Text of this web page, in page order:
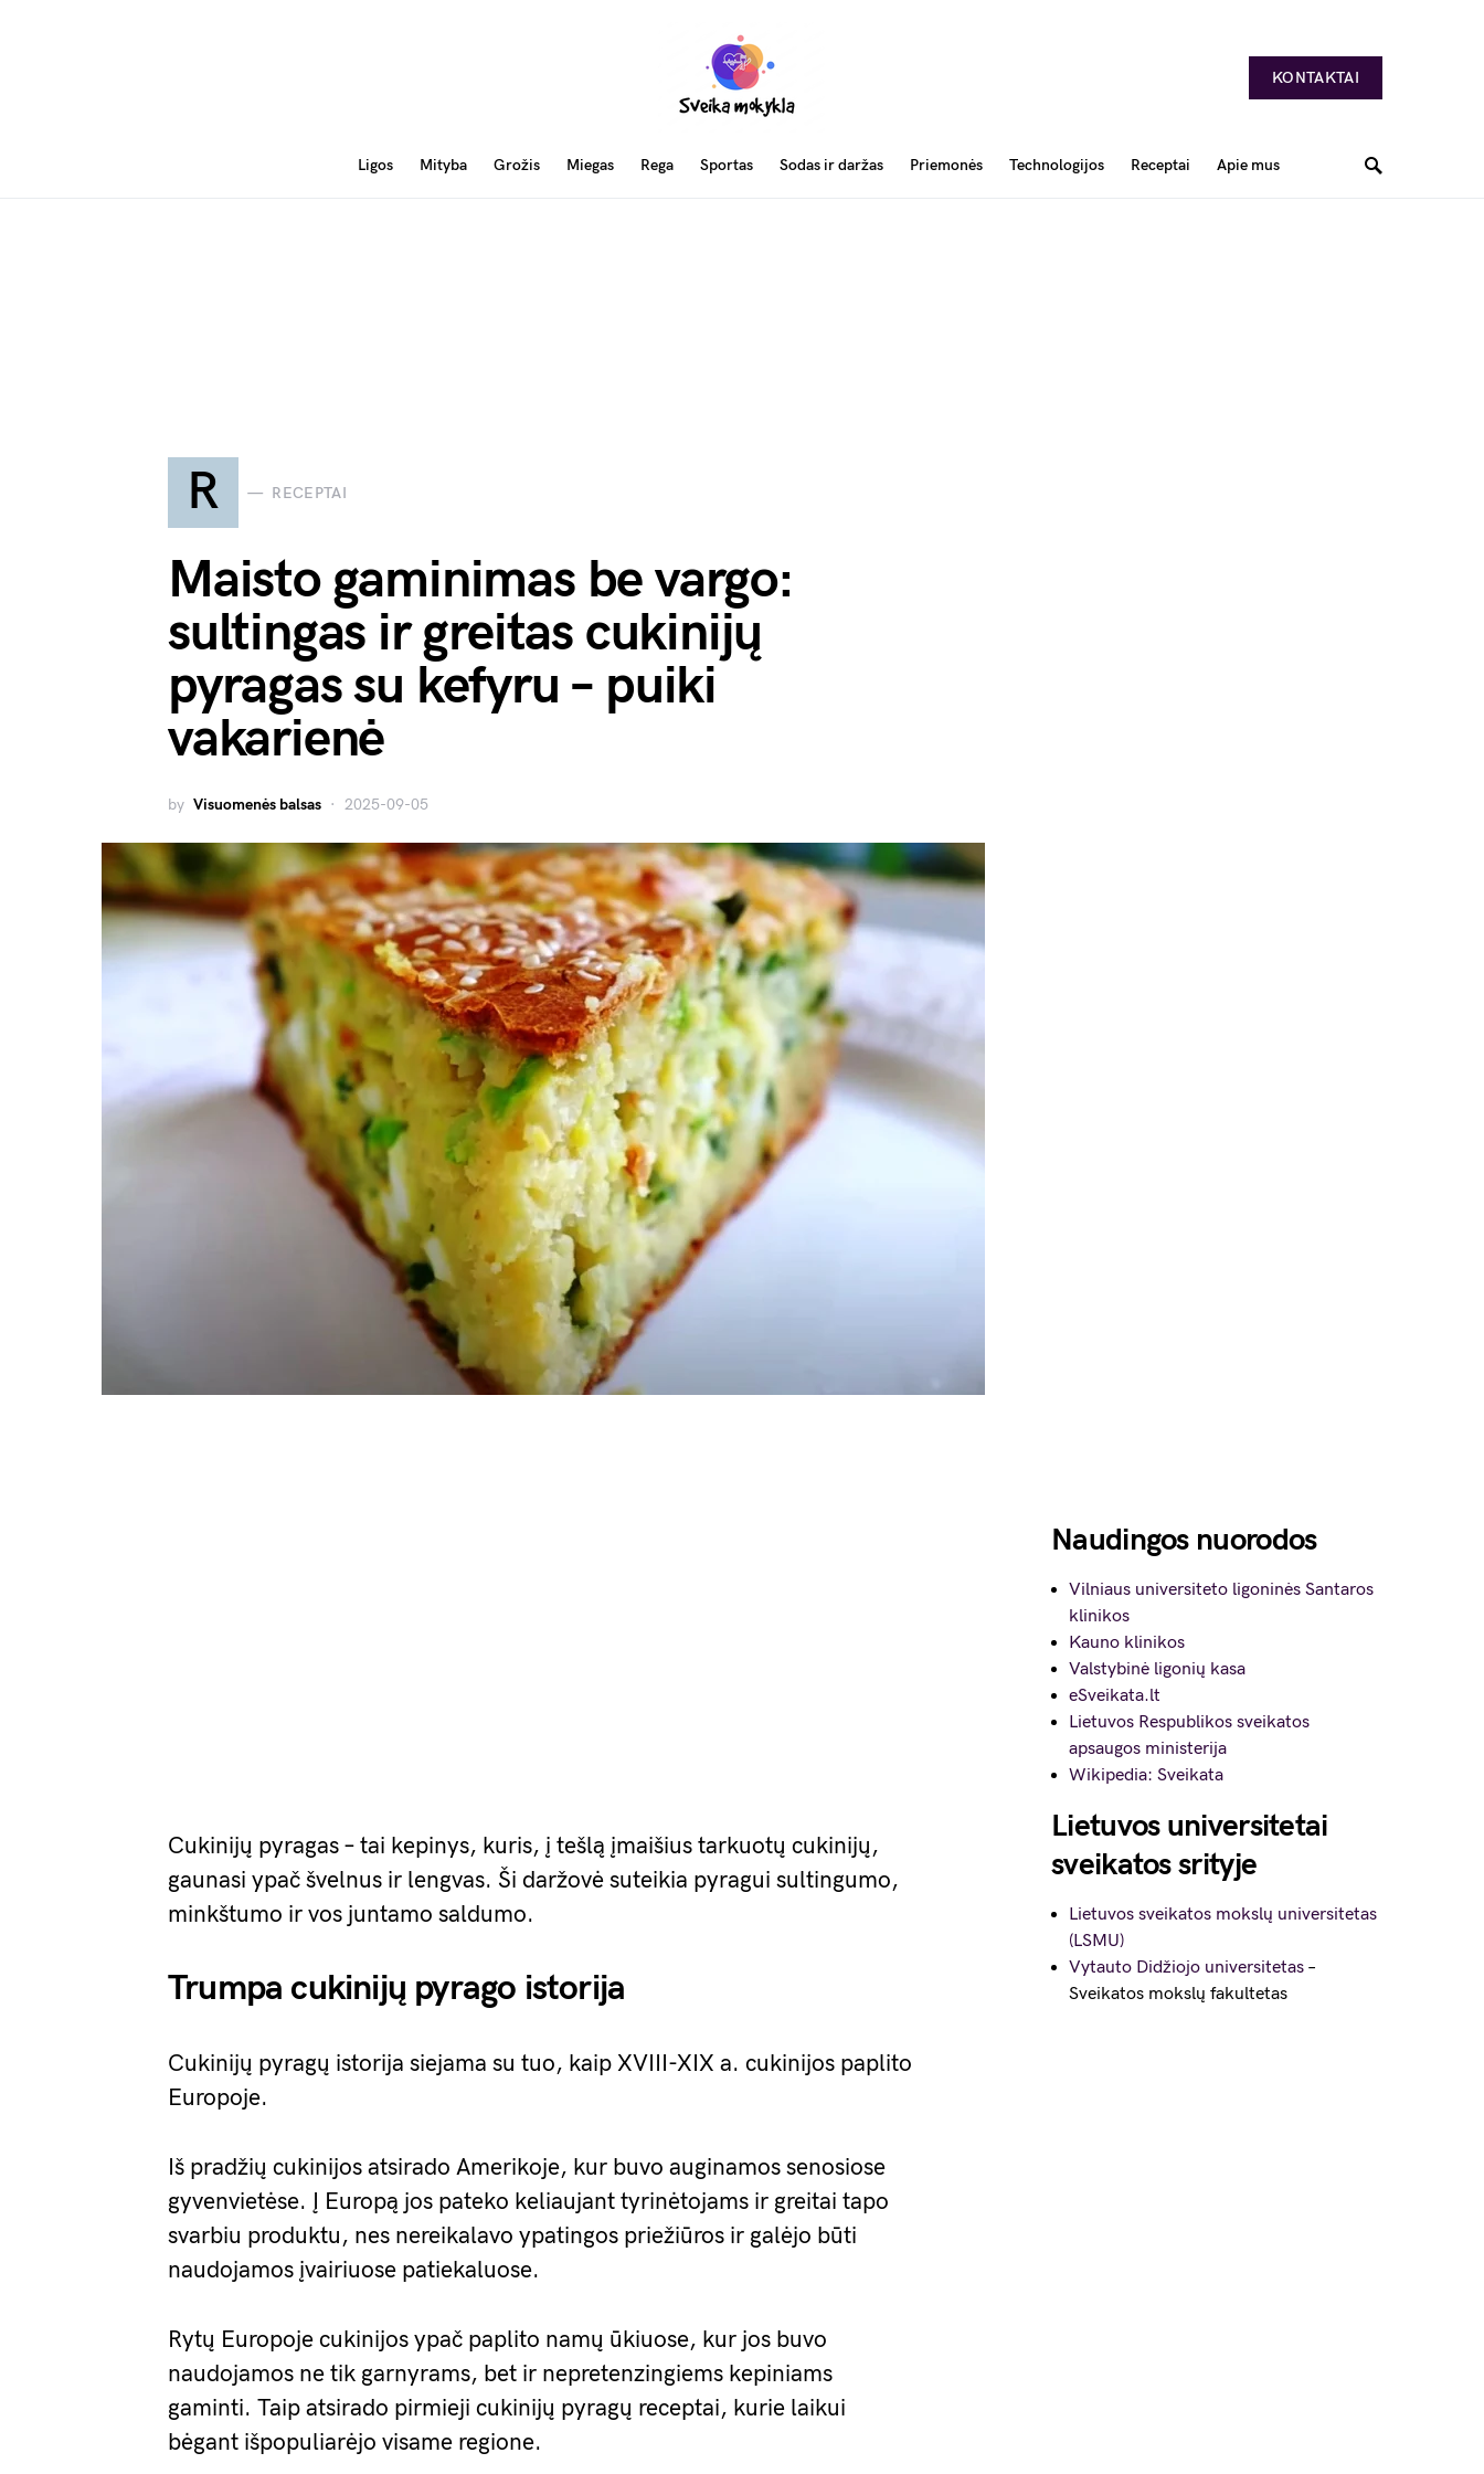
KONTAKTAI
Ligos Mityba Grožis Miegas Rega Sportas Sodas ir daržas Priemonės Technologijos Receptai Apie mus
R RECEPTAI
Maisto gaminimas be vargo:
sultingas ir greitas cukinijų
pyragas su kefyru – puiki
vakarienė
by Visuomenės balsas 2025-09-05
Cukinijų pyragas – tai kepinys, kuris, į tešlą įmaišius tarkuotų cukinijų,
gaunasi ypač švelnus ir lengvas. Ši daržovė suteikia pyragui sultingumo,
minkštumo ir vos juntamo saldumo.
Trumpa cukinijų pyrago istorija
Cukinijų pyragų istorija siejama su tuo, kaip XVIII-XIX a. cukinijos paplito
Europoje.
Iš pradžių cukinijos atsirado Amerikoje, kur buvo auginamos senosiose
gyvenvietėse. Į Europą jos pateko keliaujant tyrinėtojams ir greitai tapo
svarbiu produktu, nes nereikalavo ypatingos priežiūros ir galėjo būti
naudojamos įvairiuose patiekaluose.
Rytų Europoje cukinijos ypač paplito namų ūkiuose, kur jos buvo
naudojamos ne tik garnyrams, bet ir nepretenzingiems kepiniams
gaminti. Taip atsirado pirmieji cukinijų pyragų receptai, kurie laikui
bėgant išpopuliarėjo visame regione.
Naudingos nuorodos
Vilniaus universiteto ligoninės Santaros
klinikos
Kauno klinikos
Valstybinė ligonių kasa
eSveikata.lt
Lietuvos Respublikos sveikatos
apsaugos ministerija
Wikipedia: Sveikata
Lietuvos universitetai
sveikatos srityje
Lietuvos sveikatos mokslų universitetas
(LSMU)
Vytauto Didžiojo universitetas –
Sveikatos mokslų fakultetas